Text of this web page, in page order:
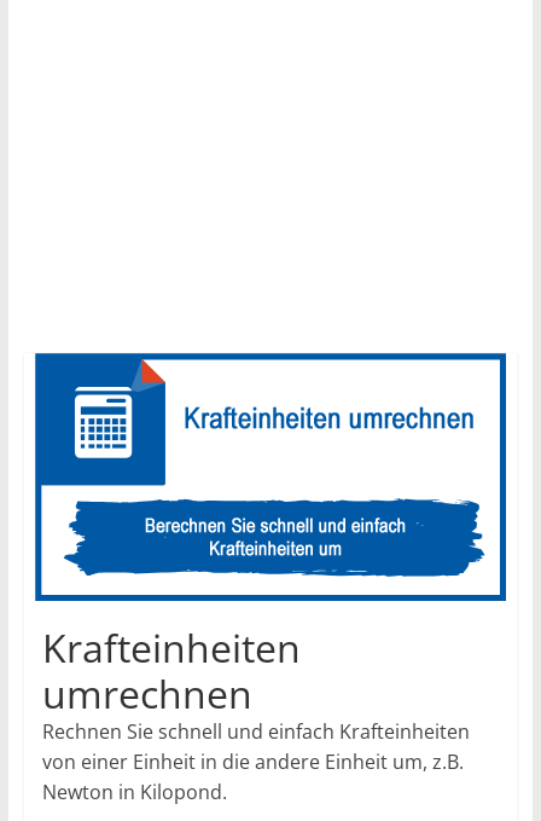
Krafteinheiten
umrechnen
Rechnen Sie schnell und einfach Krafteinheiten
von einer Einheit in die andere Einheit um, z.B.
Newton in Kilopond.